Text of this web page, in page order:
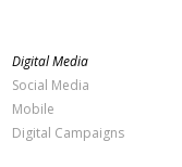
Digital Media
Social Media
Mobile
Digital Campaigns